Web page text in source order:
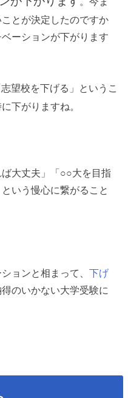
とが決定したのですか
ーションが下がります
望校を下げる」というこ
下がりますね。
大丈夫」「○○大を目指
いう慢心に繋がること
ョンと相まって、下げ
得のいかない大学受験に